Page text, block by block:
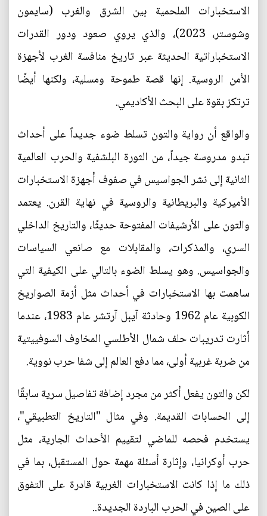
الاستخبارات الملحمية بين الشرق والغرب (سايمون
وشوستر، 2023)، والذي يروي صعود ودور القدرات
الاستخباراتية الحديثة عبر تاريخ منافسة الغرب لأجهزة
الأمن الروسية. إنها قصة طموحة ومسلية، ولكنها أيضًا
ترتكز بقوة على البحث الأكاديمي.
والواقع أن رواية والتون تسلط ضوء جديداً على أحداث
تبدو مدروسة جيداً، من الثورة البلشفية والحرب العالمية
الثانية إلى نشر الجواسيس في صفوف أجهزة الاستخبارات
الأميركية والبريطانية والروسية في نهاية القرن. يعتمد
والتون على الأرشيفات المفتوحة حديثًا، والتاريخ الداخلي
السري، والمذكرات، والمقابلات مع صانعي السياسات
والجواسيس. وهو يسلط الضوء بالتالي على الكيفية التي
ساهمت بها الاستخبارات في أحداث مثل أزمة الصواريخ
الكوبية عام 1962 وحادثة آيبل آرتشر عام 1983، عندما
أثارت تدريبات حلف شمال الأطلسي المخاوف السوفييتية
من ضربة غربية أولى، مما دفع العالم إلى شفا حرب نووية.
لكن والتون يفعل أكثر من مجرد إضافة تفاصيل سرية سابقًا
إلى الحسابات القديمة. وفي مثال "التاريخ التطبيقي"،
يستخدم فحصه للماضي لتقييم الأحداث الجارية، مثل
حرب أوكرانيا، وإثارة أسئلة مهمة حول المستقبل، بما في
ذلك ما إذا كانت الاستخبارات الغربية قادرة على التفوق
على الصين في الحرب الباردة الجديدة..